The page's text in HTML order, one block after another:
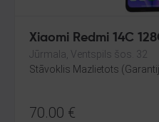
Xiaomi Redmi 14C
Jūrmala, Ventspils šos. 32
Stāvoklis Mazlietots
70.00 €